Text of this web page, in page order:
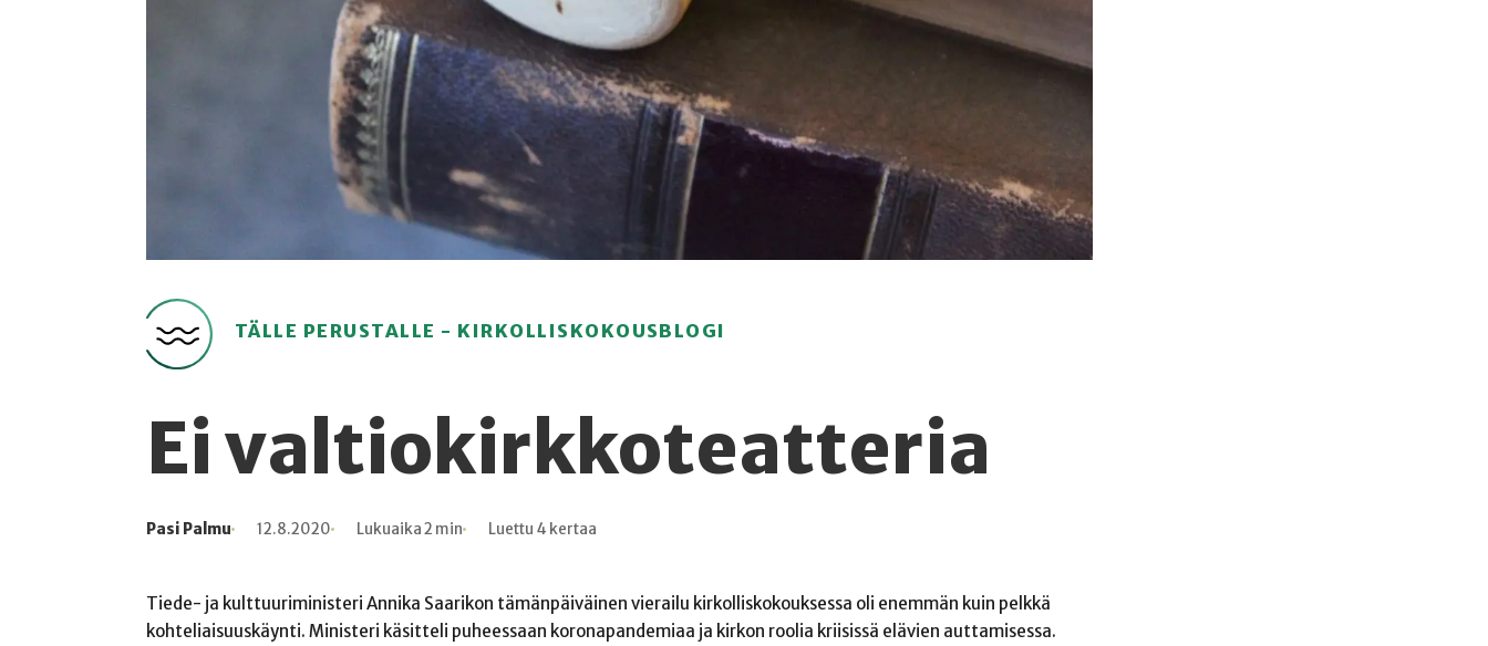
TÄLLE PERUSTALLE - KIRKOLLISKOKOUSBLOGI
Ei valtiokirkkoteatteria
Kirjoittaja
Pasi Palmu
Julkaistu 12.8.2020
Lukuaika Lukuaika 2 min
Lukukertoja Luettu 4 kertaa
Tiede- ja kulttuuriministeri Annika Saarikon tämänpäiväinen vierailu kirkolliskokouksessa oli enemmän kuin pelkkä
kohteliaisuuskäynti. Ministeri käsitteli puheessaan koronapandemiaa ja kirkon roolia kriisissä elävien auttamisessa.